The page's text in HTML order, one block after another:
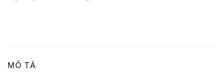
MÔ TẢ